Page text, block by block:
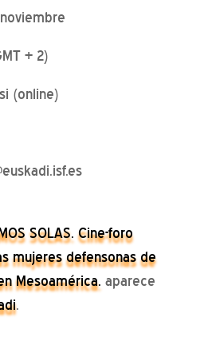
+ 2)
(online)
SOLAS. Cine-foro
mujeres defensonas de
Mesoamérica. aparece
.